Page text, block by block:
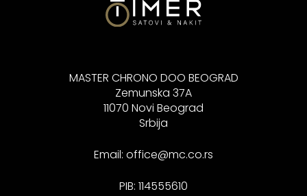
MASTER CHRONO DOO BEOGRAD
Zemunska 37A
11070 Novi Beograd
Srbija
Email: office@mc.co.rs
PIB: 114555610